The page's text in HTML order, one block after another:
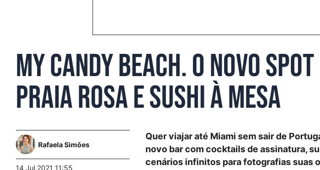
My Candy Beach. O novo
praia rosa e sushi à mesa
Rafaela Simões
14 Jul 2021 11:55
Quer viajar até Miami sem sair de
novo bar com cocktails de assinatura,
cenários infinitos para fotografias suas